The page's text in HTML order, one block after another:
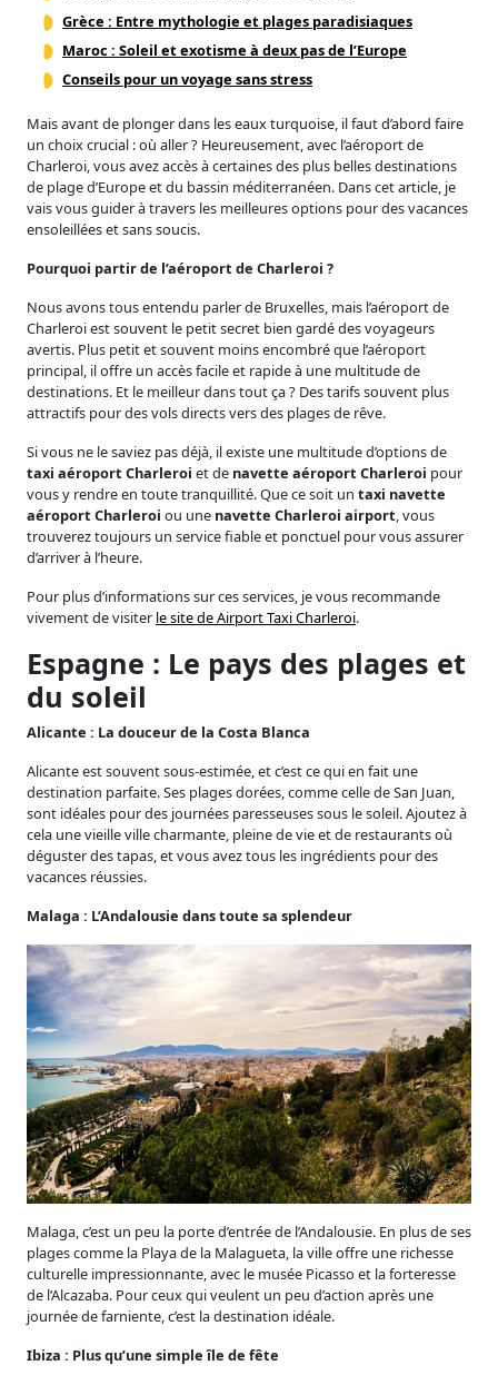
Grèce : Entre mythologie et plages paradisiaques
Maroc : Soleil et exotisme à deux pas de l’Europe
Conseils pour un voyage sans stress
Mais avant de plonger dans les eaux turquoise, il faut d’abord faire
un choix crucial : où aller ? Heureusement, avec l’aéroport de
Charleroi, vous avez accès à certaines des plus belles destinations
de plage d’Europe et du bassin méditerranéen. Dans cet article, je
vais vous guider à travers les meilleures options pour des vacances
ensoleillées et sans soucis.
Pourquoi partir de l’aéroport de Charleroi ?
Nous avons tous entendu parler de Bruxelles, mais l’aéroport de
Charleroi est souvent le petit secret bien gardé des voyageurs
avertis. Plus petit et souvent moins encombré que l’aéroport
principal, il offre un accès facile et rapide à une multitude de
destinations. Et le meilleur dans tout ça ? Des tarifs souvent plus
attractifs pour des vols directs vers des plages de rêve.
Si vous ne le saviez pas déjà, il existe une multitude d’options de
taxi aéroport Charleroi et de navette aéroport Charleroi pour
vous y rendre en toute tranquillité. Que ce soit un taxi navette
aéroport Charleroi ou une navette Charleroi airport, vous
trouverez toujours un service fiable et ponctuel pour vous assurer
d’arriver à l’heure.
Pour plus d’informations sur ces services, je vous recommande
vivement de visiter le site de Airport Taxi Charleroi.
Espagne : Le pays des plages et
du soleil
Alicante : La douceur de la Costa Blanca
Alicante est souvent sous-estimée, et c’est ce qui en fait une
destination parfaite. Ses plages dorées, comme celle de San Juan,
sont idéales pour des journées paresseuses sous le soleil. Ajoutez à
cela une vieille ville charmante, pleine de vie et de restaurants où
déguster des tapas, et vous avez tous les ingrédients pour des
vacances réussies.
Malaga : L’Andalousie dans toute sa splendeur
Malaga, c’est un peu la porte d’entrée de l’Andalousie. En plus de ses
plages comme la Playa de la Malagueta, la ville offre une richesse
culturelle impressionnante, avec le musée Picasso et la forteresse
de l’Alcazaba. Pour ceux qui veulent un peu d’action après une
journée de farniente, c’est la destination idéale.
Ibiza : Plus qu’une simple île de fête